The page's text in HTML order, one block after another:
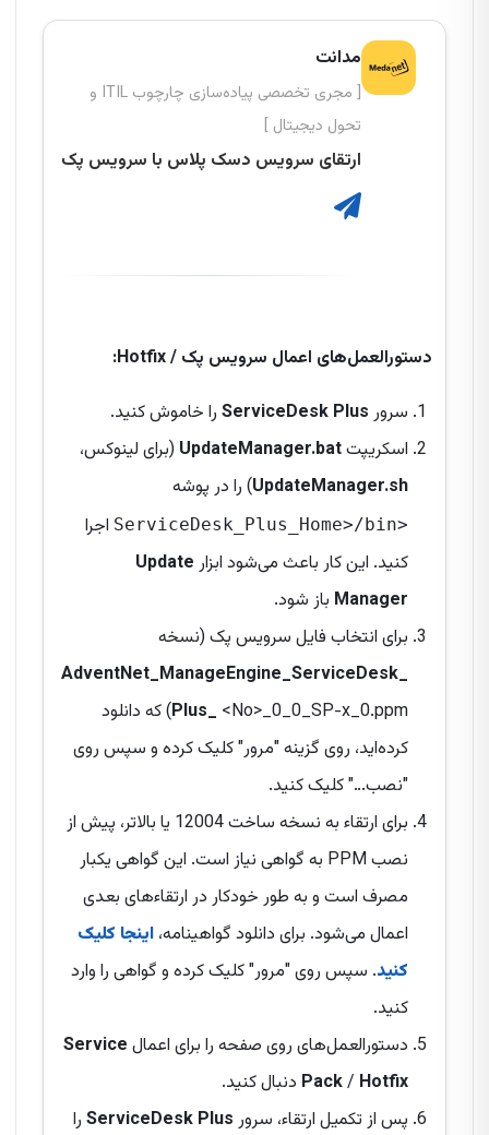
مدانت
[ مجری تخصصی پیاده‌سازی چارچوب ITIL و
تحول دیجیتال ]
ارتقای سرویس دسک پلاس با سرویس پک
دستورالعمل‌های اعمال سرویس پک / Hotfix:
سرور ServiceDesk Plus را خاموش کنید.
اسکریپتUpdateManager.bat (برای لینوکس،
UpdateManager.sh) را در پوشه
<ServiceDesk_Plus_Home>/bin
اجرا
کنید. این کار باعث می‌شود ابزار Update
Manager باز شود.
برای انتخاب فایل سرویس پک (نسخه
AdventNet_ManageEngine_ServiceDesk_
Plus_<No>_0_0_SP-x_0.ppm) که دانلود
کرده‌اید، روی گزینه "مرور" کلیک کرده و سپس روی
"نصب..." کلیک کنید.
برای ارتقاء به نسخه ساخت 12004 یا بالاتر، پیش از
نصب PPM به گواهی نیاز است. این گواهی یکبار
مصرف است و به طور خودکار در ارتقاءهای بعدی
اعمال می‌شود. برای دانلود گواهینامه،اینجا کلیک
کنید. سپس روی "مرور" کلیک کرده و گواهی را وارد
کنید.
دستورالعمل‌های روی صفحه را برای اعمال Service
Pack/ Hotfix
دنبال کنید.
پس از تکمیل ارتقاء، سرور ServiceDesk Plus را